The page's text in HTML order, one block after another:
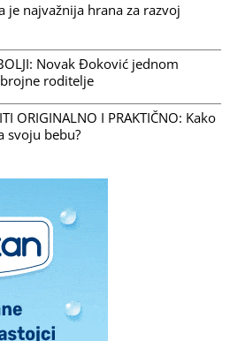
je najvažnija hrana za razvoj
Novak Đoković jednom
roditelje
ORIGINALNO I PRAKTIČNO: Kako
svoju bebu?